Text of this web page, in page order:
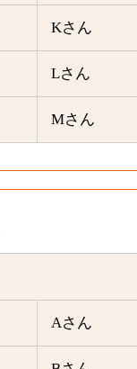
Kさん
Lさん
Mさん
Aさん